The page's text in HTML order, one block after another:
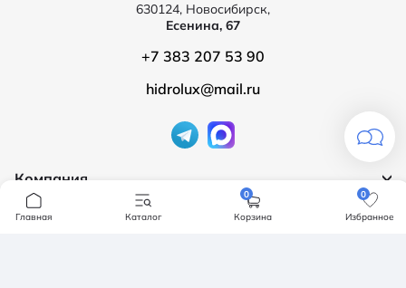
Компания
О компании
Продукция
630124, Новосибирск,
Есенина, 67
+7 383 207 53 90
hidrolux@mail.ru
Главная Каталог
0
Корзина
0
Избранное